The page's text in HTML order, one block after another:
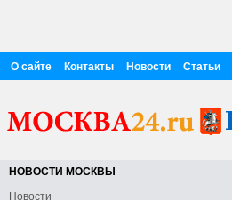
О сайте Контакты Новости Статьи
НОВОСТИ МОСКВЫ
Новости